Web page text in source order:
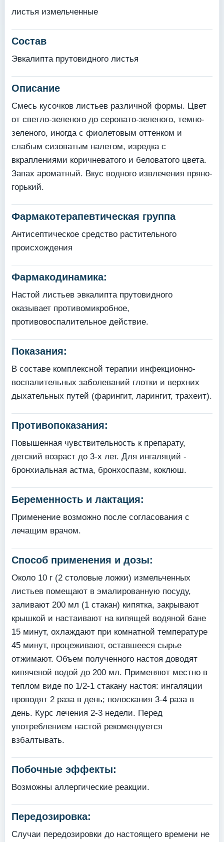
листья измельченные
Состав
Эвкалипта прутовидного листья
Описание
Смесь кусочков листьев различной формы. Цвет
от светло-зеленого до серовато-зеленого, темно-
зеленого, иногда с фиолетовым оттенком и
слабым сизоватым налетом, изредка с
вкраплениями коричневатого и беловатого цвета.
Запах ароматный. Вкус водного извлечения пряно-
горький.
Фармакотерапевтическая группа
Антисептическое средство растительного
происхождения
Фармакодинамика:
Настой листьев эвкалипта прутовидного
оказывает противомикробное,
противовоспалительное действие.
Показания:
В составе комплексной терапии инфекционно-
воспалительных заболеваний глотки и верхних
дыхательных путей (фарингит, ларингит, трахеит).
Противопоказания:
Повышенная чувствительность к препарату,
детский возраст до 3-х лет. Для ингаляций -
бронхиальная астма, бронхоспазм, коклюш.
Беременность и лактация:
Применение возможно после согласования с
лечащим врачом.
Способ применения и дозы:
Около 10 г (2 столовые ложки) измельченных
листьев помещают в эмалированную посуду,
заливают 200 мл (1 стакан) кипятка, закрывают
крышкой и настаивают на кипящей водяной бане
15 минут, охлаждают при комнатной температуре
45 минут, процеживают, оставшееся сырье
отжимают. Объем полученного настоя доводят
кипяченой водой до 200 мл. Применяют местно в
теплом виде по 1/2-1 стакану настоя: ингаляции
проводят 2 раза в день; полоскания 3-4 раза в
день. Курс лечения 2-3 недели. Перед
употреблением настой рекомендуется
взбалтывать.
Побочные эффекты:
Возможны аллергические реакции.
Передозировка:
Случаи передозировки до настоящего времени не